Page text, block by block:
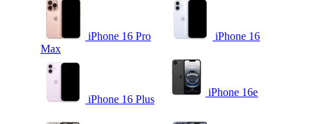
iPhone 16 Pro
Max
iPhone 16
iPhone 16 Plus
iPhone 16e